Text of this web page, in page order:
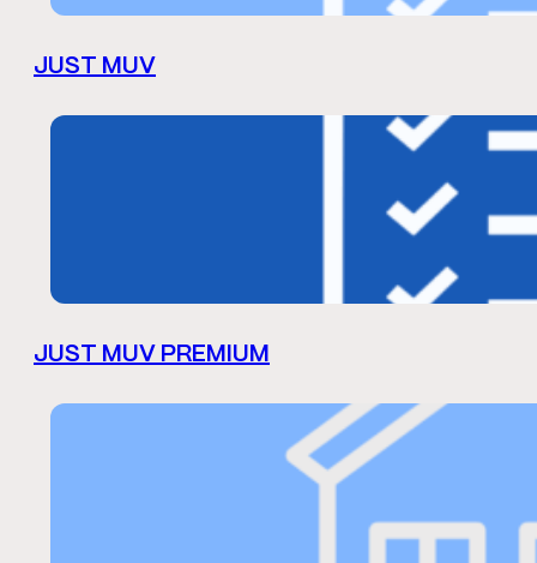
JUST MUV
JUST MUV PREMIUM